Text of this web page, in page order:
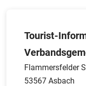
Tourist-
Flammersfelder
53567 Asbach